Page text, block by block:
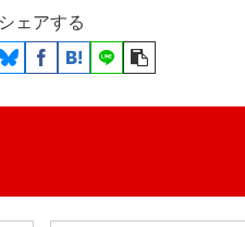
シェアする